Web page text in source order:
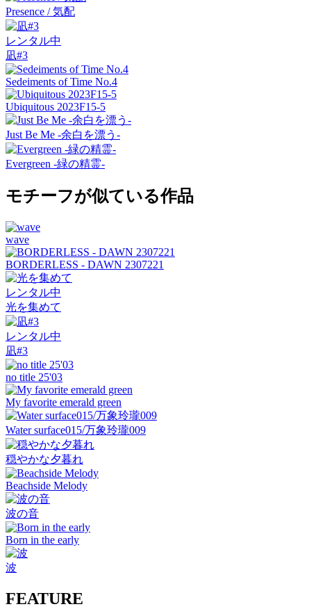
Presence / 気配
レンタル中
凪#3
Sedeiments of Time No.4
Ubiquitous 2023F15-5
Just Be Me -余白を漂う-
Evergreen -緑の精霊-
モチーフが似ている作品
wave
BORDERLESS - DAWN 2307221
レンタル中
光を集めて
レンタル中
凪#3
no title 25'03
My favorite emerald green
Water surface015/万象玲瓏009
穏やかな夕暮れ
Beachside Melody
波の音
Born in the early
波
FEATURE